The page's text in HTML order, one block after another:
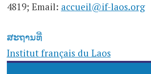
4819; Email: accueil@if-laos.org
ສະຖານທີ່
Institut français du Laos